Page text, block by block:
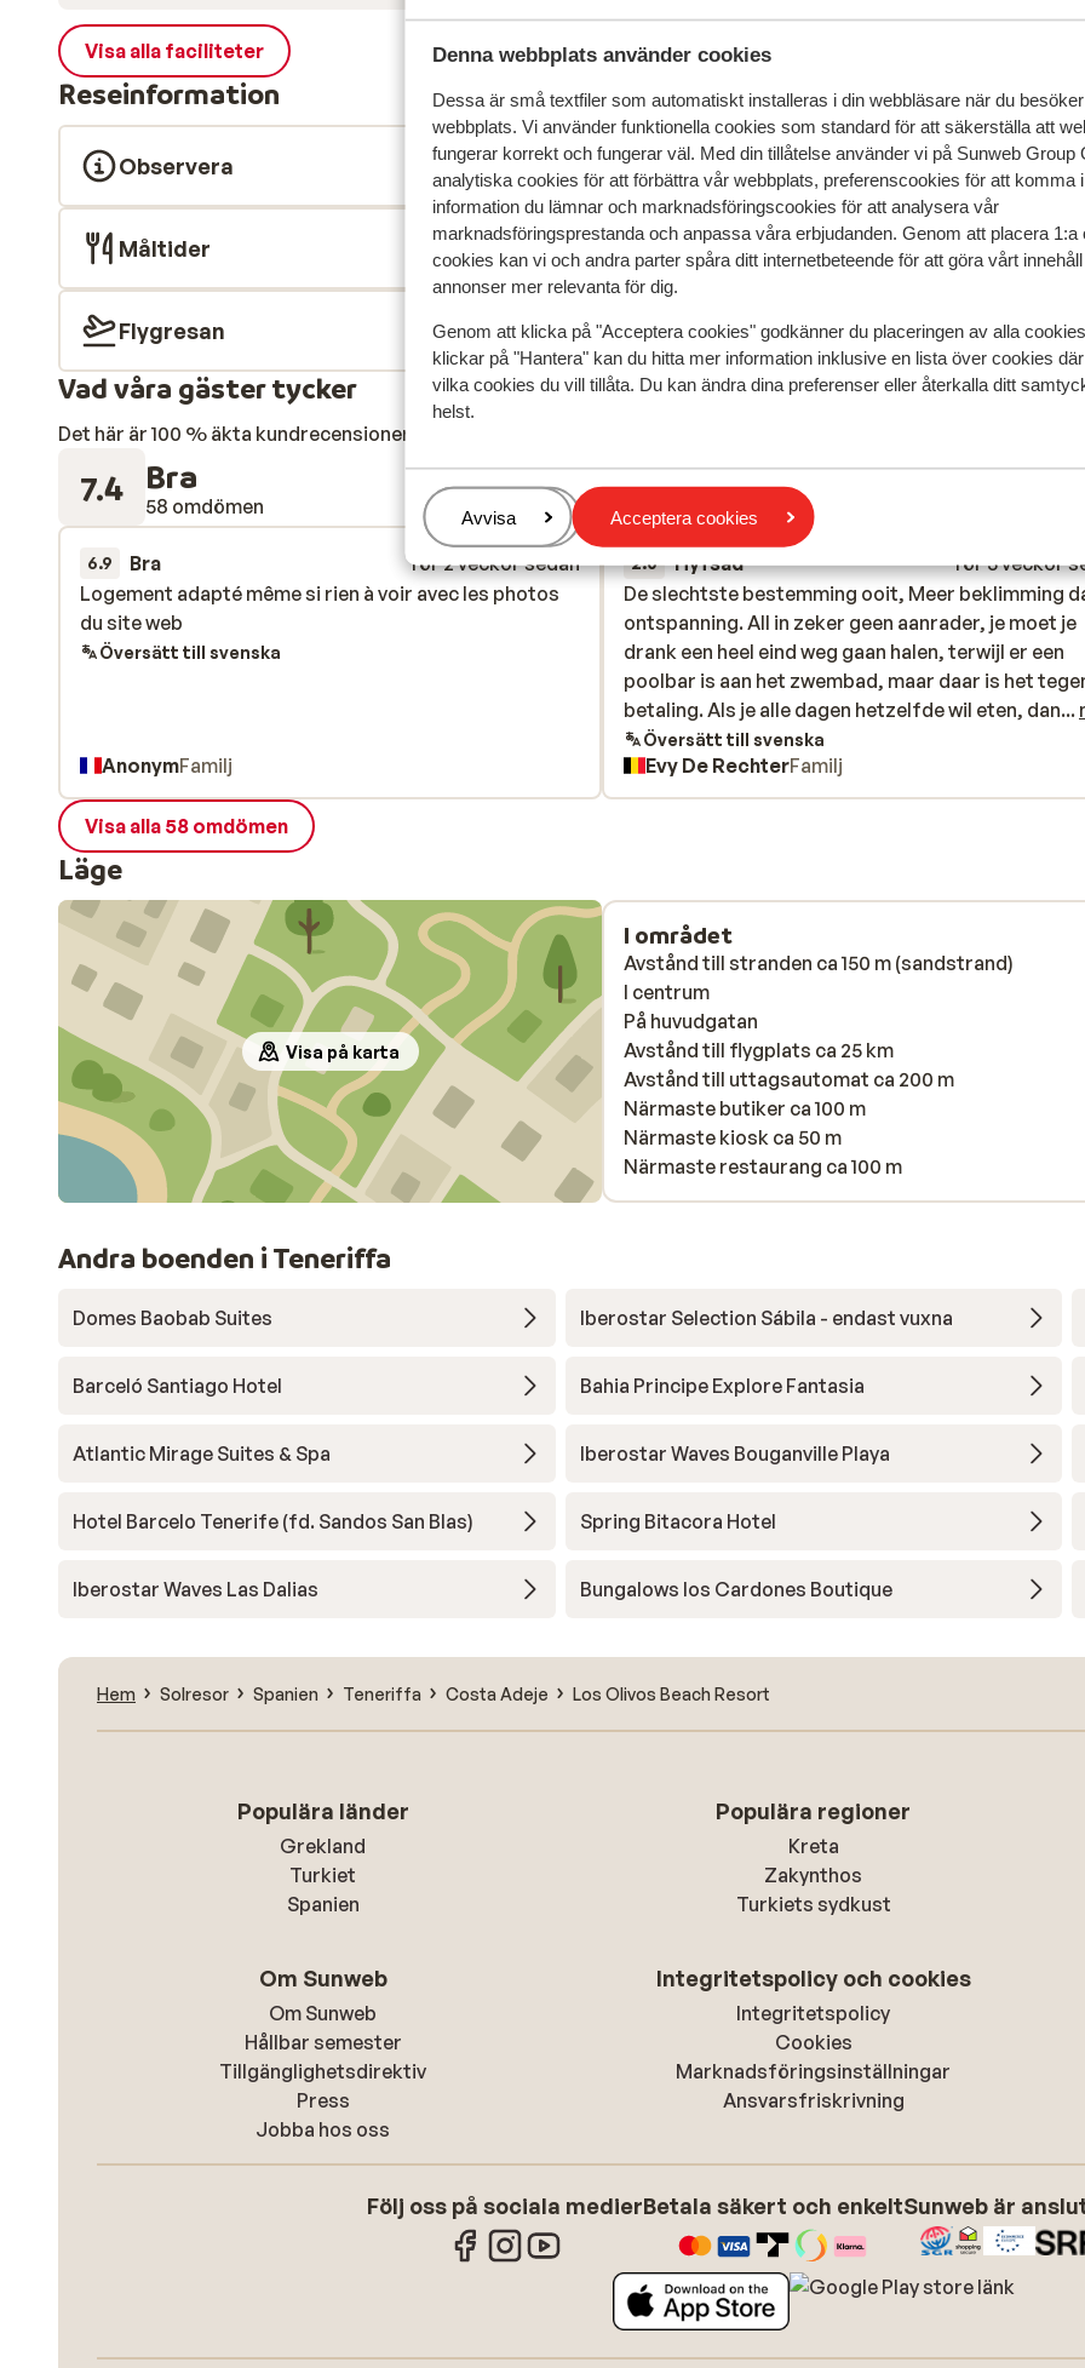
Denna webbplats använder cookies
Dessa är små textfiler som automatiskt installeras i din webbläsare när du
webbplats. Vi använder funktionella cookies som standard för att säkerställa att
fungerar korrekt och fungerar väl. Med din tillåtelse använder vi på Sunweb Group
analytiska cookies för att förbättra vår webbplats, preferenscookies för att komma
information du lämnar och marknadsföringscookies för att analysera vår
marknadsföringsprestanda och anpassa våra erbjudanden. Genom att placera 1:a
cookies kan vi och andra parter spåra ditt internetbeteende för att göra vårt
annonser mer relevanta för dig.
Genom att klicka på "Acceptera cookies" godkänner du placeringen av alla
klickar på "Hantera" kan du hitta mer information inklusive en lista över cookies
vilka cookies du vill tillåta. Du kan ändra dina preferenser eller återkalla ditt
helst.
Hantera
Avvisa Acceptera cookies
Visa alla faciliteter
Reseinformation
Observera
Måltider
Flygresan
Vad våra gäster tycker
Det här är 100 % äkta kundrecensioner som verkligen speglar deras upplevelser av vår produkt.
7.4 Bra
58 omdömen
6.9 Bra
för 2 veckor sedan
Logement adapté même si rien à voir avec les photos
du site web
Logement adapté même si rien à voir avec les photos
du site web
Översätt till svenska
AnonymFamilj
2.0 Hyfsad
för 3 veckor
De slechtste bestemming ooit, Meer beklimming
ontspanning. All in zeker geen aanrader, je moet je
drank een heel eind weg gaan halen, terwijl er een
poolbar is aan het zwembad, maar daar is het
betaling. Als je alle dagen hetzelfde wil eten, dan
je daar zijn. Onhygiënisch, overal trappen en
hellingen,onvriendelijk personeel.vele
slechtste vakantie ooit!
De slechtste bestemming ooit, Meer beklimming
ontspanning. All in zeker geen aanrader, je moet je
drank een heel eind weg gaan halen, terwijl er een
poolbar is aan het zwembad, maar daar is het
betaling. Als je alle dagen hetzelfde wil eten, dan...
Översätt till svenska
Evy De RechterFamilj
Visa alla 58 omdömen
Läge
Visa på karta
I området
Avstånd till stranden ca 150 m (sandstrand)
I centrum
På huvudgatan
Avstånd till flygplats ca 25 km
Avstånd till uttagsautomat ca 200 m
Närmaste butiker ca 100 m
Närmaste kiosk ca 50 m
Närmaste restaurang ca 100 m
Andra boenden i Teneriffa
Domes Baobab Suites Iberostar Selection Sábila - endast vuxna
Barceló Santiago Hotel Bahia Principe Explore Fantasia
Atlantic Mirage Suites & Spa Iberostar Waves Bouganville Playa
Hotel Barcelo Tenerife (fd. Sandos San Blas) Spring Bitacora Hotel
Iberostar Waves Las Dalias Bungalows los Cardones Boutique
Hem Solresor Spanien Teneriffa Costa Adeje Los Olivos Beach Resort
Populära länder
Grekland
Turkiet
Spanien
Populära regioner
Kreta
Zakynthos
Turkiets sydkust
Om Sunweb
Om Sunweb
Hållbar semester
Tillgänglighetsdirektiv
Press
Jobba hos oss
Integritetspolicy och cookies
Integritetspolicy
Cookies
Marknadsföringsinställningar
Ansvarsfriskrivning
Följ oss på sociala medierBetala säkert och enkeltSunweb är